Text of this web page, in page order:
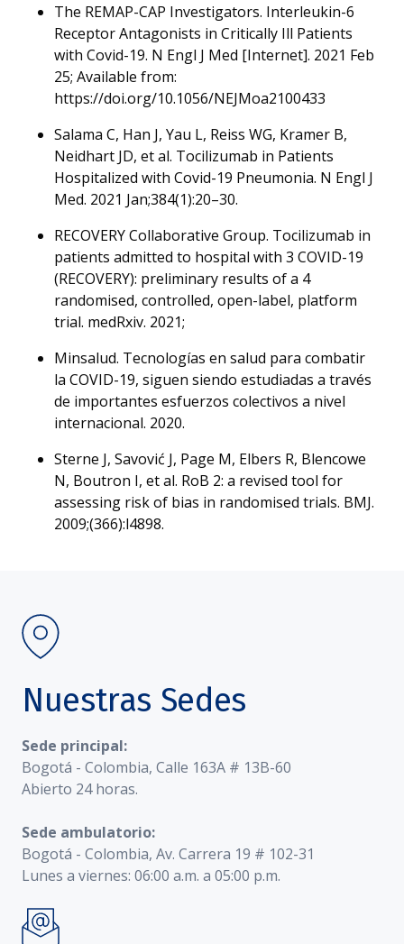
The REMAP-CAP Investigators. Interleukin-6
Receptor Antagonists in Critically Ill Patients
with Covid-19. N Engl J Med [Internet]. 2021 Feb
25; Available from:
https://doi.org/10.1056/NEJMoa2100433
Salama C, Han J, Yau L, Reiss WG, Kramer B,
Neidhart JD, et al. Tocilizumab in Patients
Hospitalized with Covid-19 Pneumonia. N Engl J
Med. 2021 Jan;384(1):20–30.
RECOVERY Collaborative Group. Tocilizumab in
patients admitted to hospital with 3 COVID-19
(RECOVERY): preliminary results of a 4
randomised, controlled, open-label, platform
trial. medRxiv. 2021;
Minsalud. Tecnologías en salud para combatir
la COVID-19, siguen siendo estudiadas a través
de importantes esfuerzos colectivos a nivel
internacional. 2020.
Sterne J, Savović J, Page M, Elbers R, Blencowe
N, Boutron I, et al. RoB 2: a revised tool for
assessing risk of bias in randomised trials. BMJ.
2009;(366):l4898.
Nuestras Sedes
Sede principal:
Bogotá - Colombia, Calle 163A # 13B-60
Abierto 24 horas.
Sede ambulatorio:
Bogotá - Colombia, Av. Carrera 19 # 102-31
Lunes a viernes: 06:00 a.m. a 05:00 p.m.